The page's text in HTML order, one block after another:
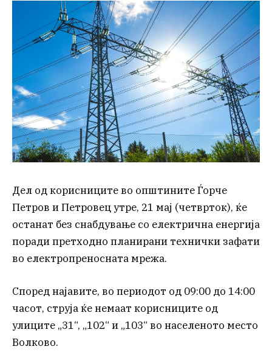
Дел од корисниците во општините Ѓорче
Петров и Петровец утре, 21 мај (четврток), ќе
останат без снабдување со електрична енергија
поради претходно планирани технички зафати
во електропреносната мрежа.
Според најавите, во периодот од 09:00 до 14:00
часот, струја ќе немаат корисниците од
улиците „31“, „102“ и „103“ во населеното место
Волково.